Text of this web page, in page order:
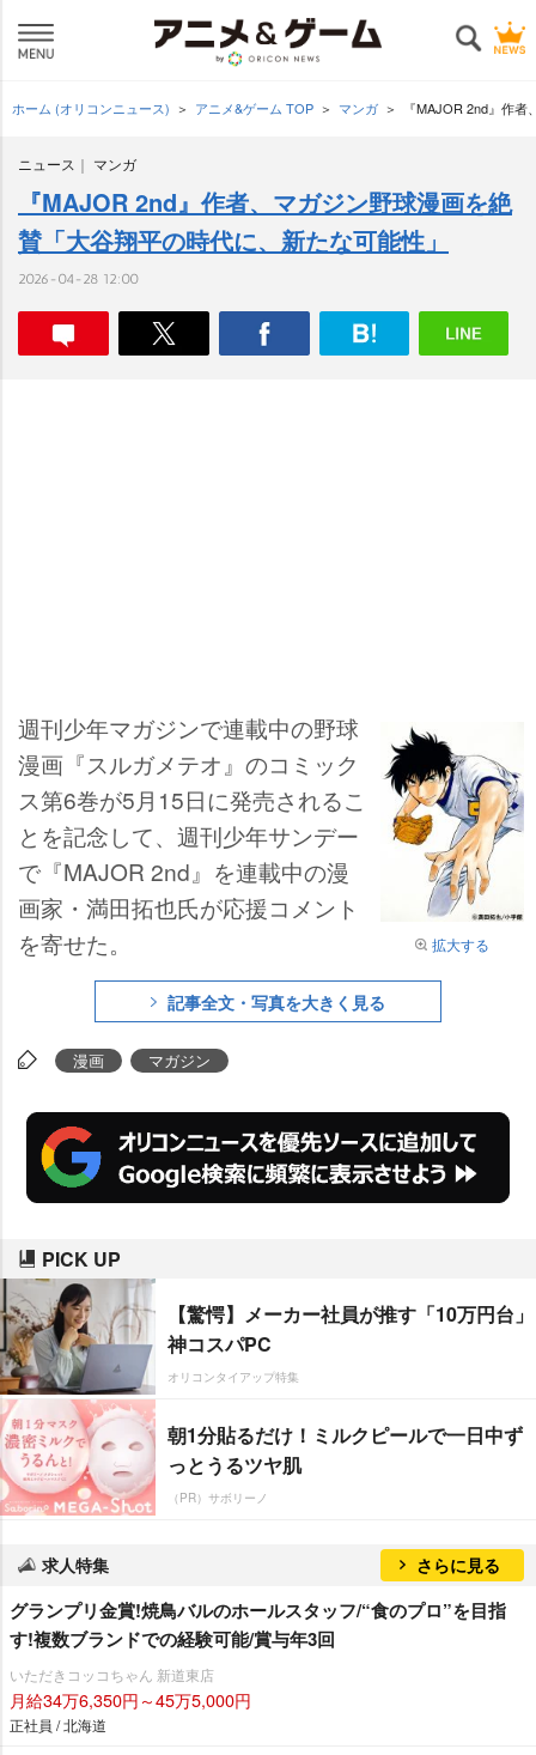
ホーム (オリコンニュース) アニメ&ゲーム TOP マンガ 『MAJOR 2nd』作
ニュース マンガ
『MAJOR 2nd』作者、マガジン野球漫画を絶
賛「大谷翔平の時代に、新たな可能性」
2026-04-28 12:00
拡大する
週刊少年マガジンで連載中の野球
漫画『スルガメテオ』のコミック
ス第6巻が5月15日に発売されるこ
とを記念して、週刊少年サンデー
で『MAJOR 2nd』を連載中の漫
画家・満田拓也氏が応援コメント
を寄せた。
記事全文・写真を大きく見る
漫画 マガジン
PICK UP
【驚愕】メーカー社員が推す「10万円台」
神コスパPC
オリコンタイアップ特集
朝1分貼るだけ！ミルクピールで一日中ず
っとうるツヤ肌
（PR）サボリーノ
求人特集 さらに見る
グランプリ金賞!焼鳥バルのホールスタッフ/“食のプロ”を目指
す!複数ブランドでの経験可能/賞与年3回
いただきコッコちゃん 新道東店
月給34万6,350円～45万5,000円
正社員 / 北海道